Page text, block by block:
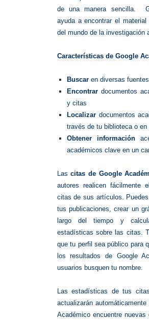
de una manera sencilla.
ayuda a encontrar el
del mundo de la investigación
Características de Google
Buscar en diversas
Encontrar documentos
y citas
Localizar documentos
través de tu biblioteca o en
Obtener información
académicos clave en un
Lascitas de Google
autores realicen fácilmente
citas de sus artículos.
tus publicaciones, crear un
largo del tiempo y
estadísticas sobre las citas.
que tu perfil sea público para
los resultados de Google
usuarios busquen tu nombre.
Las estadísticas de tus
actualizarán
Académico encuentre